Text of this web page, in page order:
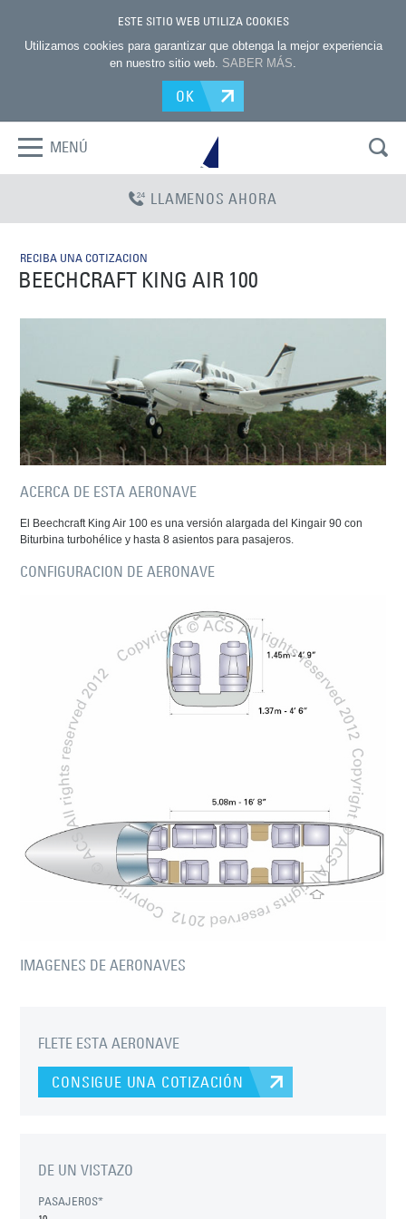
ESTE SITIO WEB UTILIZA COOKIES
Utilizamos cookies para garantizar que obtenga la mejor experiencia
en nuestro sitio web. SABER MÁS.
OK
MENÚ
LLAMENOS AHORA
RECIBA UNA COTIZACION
BEECHCRAFT KING AIR 100
ACERCA DE ESTA AERONAVE
El Beechcraft King Air 100 es una versión alargada del Kingair 90 con
Biturbina turbohélice y hasta 8 asientos para pasajeros.
CONFIGURACION DE AERONAVE
IMAGENES DE AERONAVES
FLETE ESTA AERONAVE
CONSIGUE UNA COTIZACIÓN
DE UN VISTAZO
PASAJEROS*